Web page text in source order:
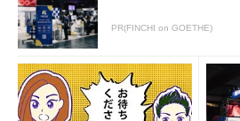
PR(FINCHI on GOETHE)